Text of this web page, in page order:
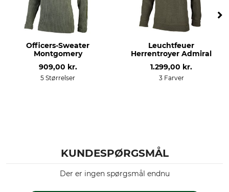
Tørring
Skånsom tørring op til 60 °C
Strygning
Strygning op til 110 °C
Professionel tekstilpleje
Ikke rørrensning
forestry green
Tøjstørrelse
Officers-Sweater
Montgomery
909,00 kr.
5 Størrelser
Leuchtfeuer
Herrentroyer Admiral
1.299,00 kr.
3 Farver
KUNDESPØRGSMÅL
Der er ingen spørgsmål endnu